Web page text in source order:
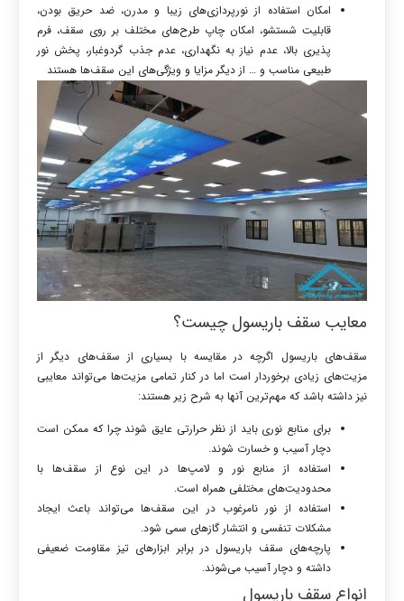
امکان استفاده از نورپردازی‌های زیبا و مدرن، ضد حریق بودن،
قابلیت شستشو، امکان چاپ طرح‌های مختلف بر روی سقف، فرم
پذیری بالا، عدم نیاز به نگهداری، عدم جذب گردوغبار، پخش نور
طبیعی مناسب و … از دیگر مزایا و ویژگی‌های این سقف‌ها هستند
معایب سقف باریسول چیست؟
سقف‌های باریسول اگرچه در مقایسه با بسیاری از سقف‌های دیگر از
مزیت‌های زیادی برخوردار است اما در کنار تمامی مزیت‌ها می‌تواند معایبی
نیز داشته باشد که مهم‌ترین آنها به شرح زیر هستند:
برای منابع نوری باید از نظر حرارتی عایق شوند چرا که ممکن است
دچار آسیب و خسارت شوند.
استفاده از منابع نور و لامپ‌ها در این نوع از سقف‌ها با
محدودیت‌های مختلفی همراه است.
استفاده از نور نامرغوب در این سقف‌ها می‌تواند باعث ایجاد
مشکلات تنفسی و انتشار گازهای سمی ‌شود.
پارچه‌های سقف باریسول در برابر ابزارهای تیز مقاومت ضعیفی
داشته و دچار آسیب می‌شوند.
انواع سقف باریسول